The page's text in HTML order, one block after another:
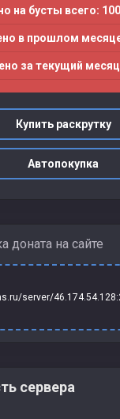
на бусты всего:
в прошлом
за текущий
Купить раскрутку
Автопокупка
доната на сайте
server/
сервера